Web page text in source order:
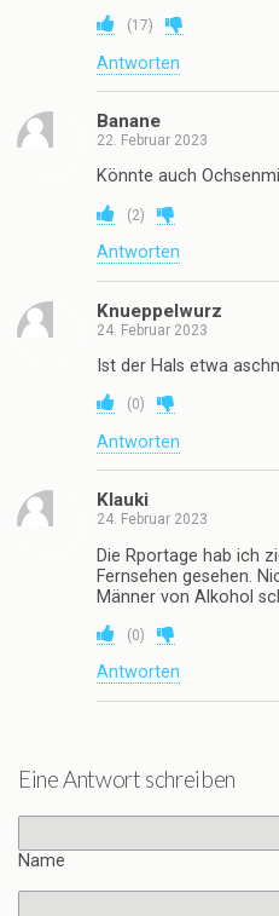
(17)
Antworten
Banane
22. Februar 2023
Könnte auch
(2)
Antworten
Knueppelwurz
24. Februar 2023
Ist der Hals etwa
(0)
Antworten
Klauki
24. Februar 2023
Die Rportage hab ich
Fernsehen gesehen.
Männer von Alkohol
(0)
Antworten
Eine Antwort schreiben
Name